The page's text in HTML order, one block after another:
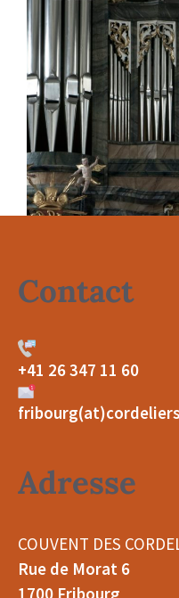
Contact
+41 26 347 11 60
Adresse
COUVENT DES
Rue de Morat 6
1700 Fribourg